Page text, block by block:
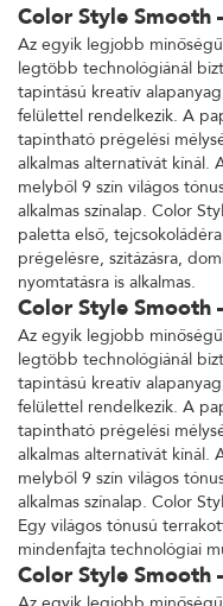
Color Style Smooth
Az egyik legjobb
legtöbb technológiánál
tapintású kreatív
felülettel rendelkezik. A
tapintható prégelési
alkalmas alternatívát kínál.
melyből 9 szín világos
alkalmas színalap. Color
paletta első,
prégelésre, szitázásra,
nyomtatásra is alkalmas.
Color Style Smooth
Az egyik legjobb
legtöbb technológiánál
tapintású kreatív
felülettel rendelkezik. A
tapintható prégelési
alkalmas alternatívát kínál.
melyből 9 szín világos
alkalmas színalap. Color
Egy világos tónusú
mindenfajta technológiai
Color Style Smooth